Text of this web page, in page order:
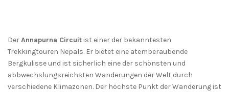
DerAnnapurna Circuit ist einer der bekanntesten
Trekkingtouren Nepals. Er bietet eine atemberaubende
Bergkulisse und ist sicherlich eine der schönsten und
abbwechslungsreichsten Wanderungen der Welt durch
verschiedene Klimazonen. Der höchste Punkt der Wanderung ist